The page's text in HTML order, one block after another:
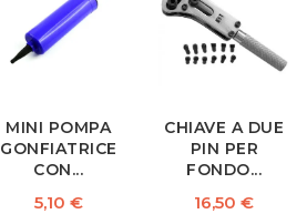
MINI POMPA
GONFIATRICE
CON...
Prezzo
5,10 €
CHIAVE A DUE
PIN PER
FONDO...
Prezzo
16,50 €